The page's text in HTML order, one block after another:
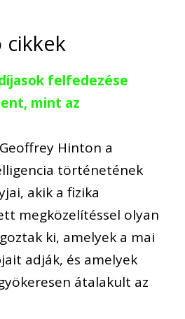
cikkek
felfedezése
mint az
Hinton a
történetének
akik a fizika
megközelítéssel olyan
ki, amelyek a mai
adják, és amelyek
átalakult az